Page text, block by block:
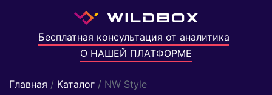
Бесплатная консультация от аналитика
О НАШЕЙ ПЛАТФОРМЕ
Главная / Каталог / NW Style